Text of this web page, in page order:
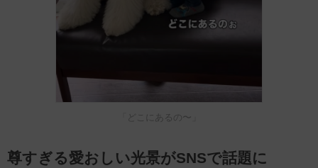
「どこにあるの〜」
尊すぎる愛おしい光景がSNSで話題に